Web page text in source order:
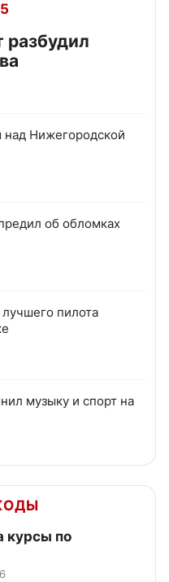
разбудил
над Нижегородской
об обломках
пилота
музыку и спорт на
курсы по